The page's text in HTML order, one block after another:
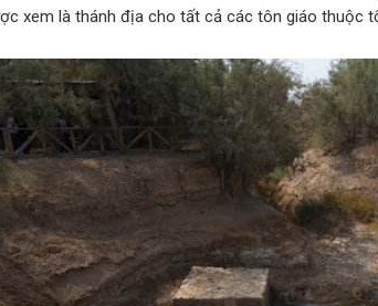
xem là thánh địa cho tất cả các tôn giáo thuộc